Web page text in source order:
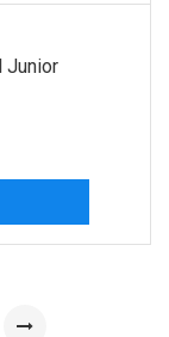
Junior